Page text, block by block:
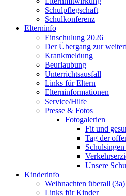
Schulpflegschaft
Schulkonferenz
Elterninfo
Einschulung 2026
Der Übergang zur
Krankmeldung
Beurlaubung
Unterrichtsausfall
Links für Eltern
Elterninformationen
Service/Hilfe
Presse & Fotos
Fotogalerien
Fit und
Tag der
Unsere
Kinderinfo
Weihnachten überall (3a)
Links für Kinder